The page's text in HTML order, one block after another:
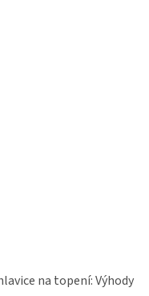
na topení: Výhody